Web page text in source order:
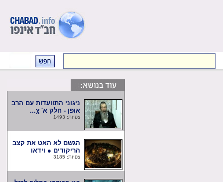
ניגוני התוועדות עם הרב
אופן - חלק א' χ...
צפיות: 1493
הגשם לא האט את קצב
הריקודים ● וידאו
צפיות: 3185